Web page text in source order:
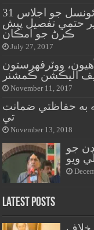
اسلام آباد: گڏيل مفادن واري ڪائونسل جو اجلاس 31
حتمي تفصيل پيش
ڪرڻ جو امڪان
July 27, 2017
ووٽرفهرستون
اليڪشن ڪمشنر
November 11, 2017
به حفاظتي ضمانت
تي
November 13, 2018
جو
ويو
Latest Posts